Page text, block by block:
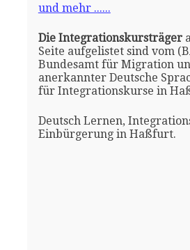
und mehr ......
Die Integrationskursträger
Seite aufgelistet sind vom
Bundesamt für Migration
anerkannter Deutsche
für Integrationskurse in
Deutsch Lernen,
Einbürgerung in Haßfurt.